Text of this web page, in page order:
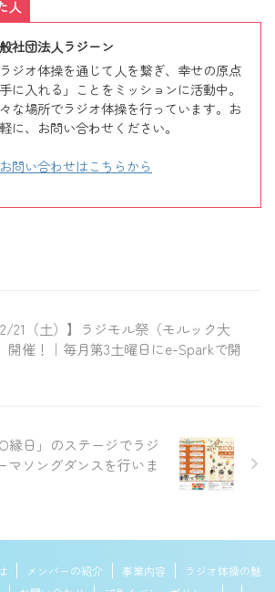
人
社団法人ラジーン
ラジオ体操を通じて人を繋ぎ、幸せの原点
に入れる」ことをミッションに活動中。
な場所でラジオ体操を行っています。お
に、お問い合わせください。
問い合わせはこちらから
21（土）】ラジモル祭（モルック大
開催！｜毎月第3土曜日にe-Sparkで開
縁日」のステージでラジ
マソングダンスを行いま
メンバーの紹介 事業内容
ラジオ体操の魅